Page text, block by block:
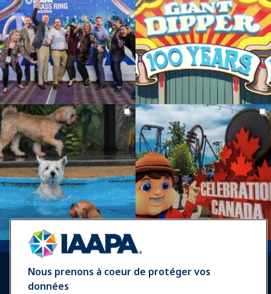
Nous prenons à coeur de protéger vos
données